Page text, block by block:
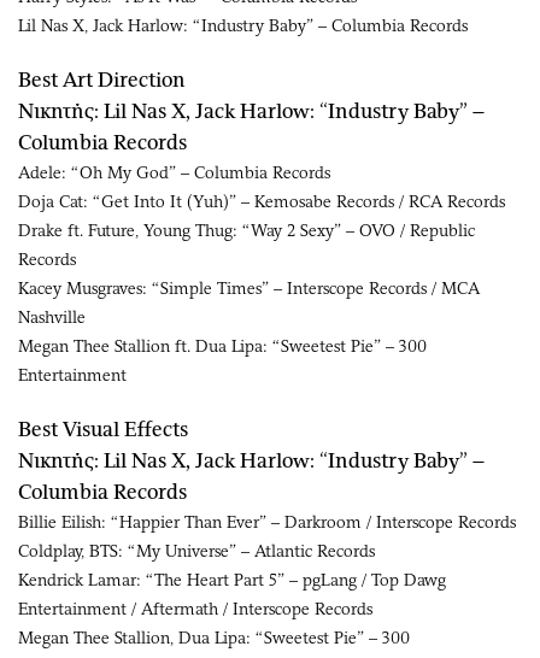
Lil Nas X, Jack Harlow: “Industry Baby” – Columbia Records
Best Art Direction
Νικητής: Lil Nas X, Jack Harlow: “Industry Baby” –
Columbia Records
Adele: “Oh My God” – Columbia Records
Doja Cat: “Get Into It (Yuh)” – Kemosabe Records / RCA Records
Drake ft. Future, Young Thug: “Way 2 Sexy” – OVO / Republic
Records
Kacey Musgraves: “Simple Times” – Interscope Records / MCA
Nashville
Megan Thee Stallion ft. Dua Lipa: “Sweetest Pie” – 300
Entertainment
Best Visual Effects
Νικητής: Lil Nas X, Jack Harlow: “Industry Baby” –
Columbia Records
Billie Eilish: “Happier Than Ever” – Darkroom / Interscope Records
Coldplay, BTS: “My Universe” – Atlantic Records
Kendrick Lamar: “The Heart Part 5” – pgLang / Top Dawg
Entertainment / Aftermath / Interscope Records
Megan Thee Stallion, Dua Lipa: “Sweetest Pie” – 300